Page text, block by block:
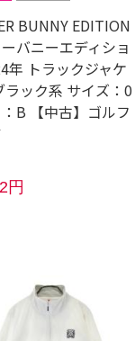
BUNNY EDITION
バニーエディショ
年 トラックジャケ
ラック系 サイズ：0
B 【中古】ゴルフ
円